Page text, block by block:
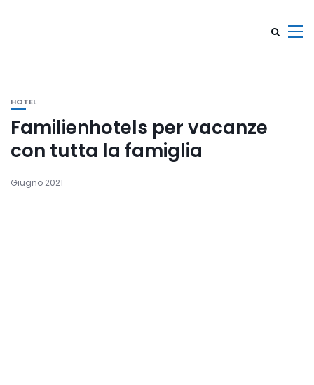
HOTEL
Familienhotels per vacanze
con tutta la famiglia
Giugno 2021